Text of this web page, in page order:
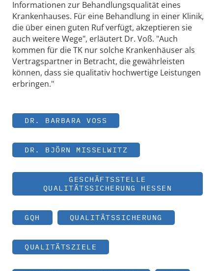
Informationen zur Behandlungsqualität eines
Krankenhauses. Für eine Behandlung in einer Klinik,
die über einen guten Ruf verfügt, akzeptieren sie
auch weitere Wege", erläutert Dr. Voß. "Auch
kommen für die TK nur solche Krankenhäuser als
Vertragspartner in Betracht, die gewährleisten
können, dass sie qualitativ hochwertige Leistungen
erbringen."
DR. BARBARA VOSS
DR. BJÖRN MISSELWITZ
GESCHÄFTSSTELLE
QUALITÄTSSICHERUNG HESSEN
GQH QUALITÄTSSICHERUNG
QUALITÄTSZIELE